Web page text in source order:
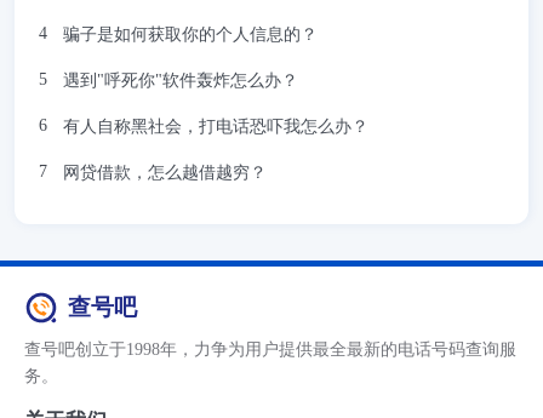
骗子是如何获取你的个人信息的？
遇到"呼死你"软件轰炸怎么办？
有人自称黑社会，打电话恐吓我怎么办？
网贷借款，怎么越借越穷？
查号吧
查号吧创立于1998年，力争为用户提供最全最新的电话号码查询服
务。